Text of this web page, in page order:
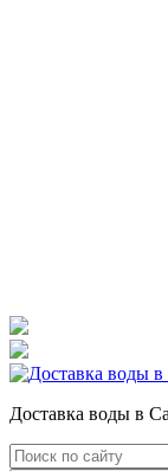
Доставка воды в